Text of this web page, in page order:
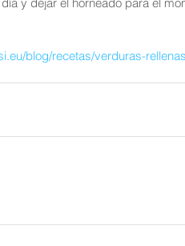
blog/recetas/verduras-